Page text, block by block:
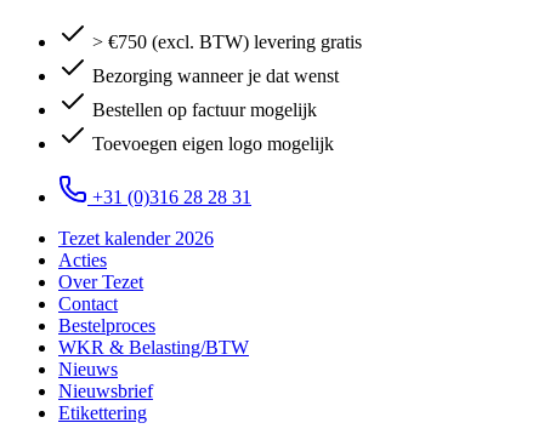
> €750 (excl. BTW) levering gratis
Bezorging wanneer je dat wenst
Bestellen op factuur mogelijk
Toevoegen eigen logo mogelijk
+31 (0)316 28 28 31
Tezet kalender 2026
Acties
Over Tezet
Contact
Bestelproces
WKR & Belasting/BTW
Nieuws
Nieuwsbrief
Etikettering